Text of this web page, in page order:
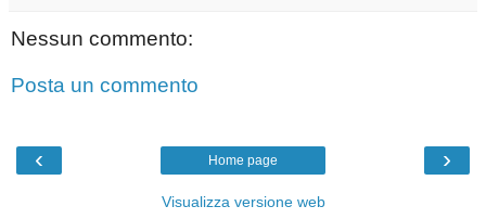
Nessun commento:
Posta un commento
‹ ›
Home page
Visualizza versione web